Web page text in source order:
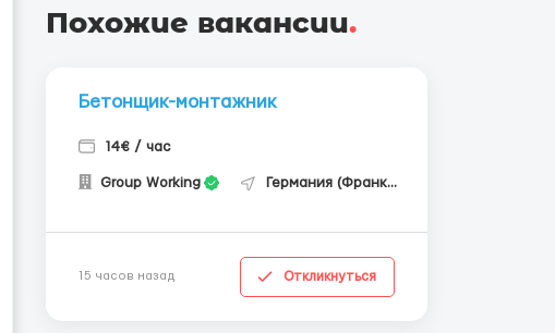
Похожие вакансии.
Бетонщик-монтажник
14€ / час
Group Working Германия (Франкфурт-на-Майне)
15 часов назад Откликнуться